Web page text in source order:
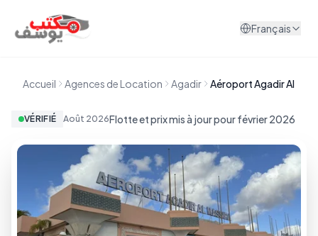
Français
Accueil Agences de Location Agadir Aéroport Agadir Al
VÉRIFIÉ Août 2026Flotte et prix mis à jour pour février 2026